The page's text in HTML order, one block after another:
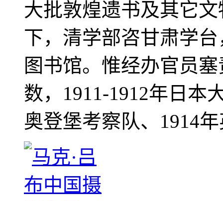
大批敦煌遗书及其它
下，清学部咨甘肃学
图书馆。惟经办官员
数，1911-1912年日本
奥登堡考察队、1914